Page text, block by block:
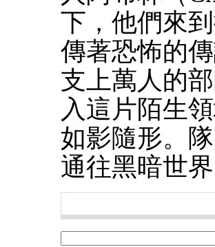
下，他們來
傳著恐怖的
支上萬人的
入這片陌生
如影隨形。
通往黑暗世